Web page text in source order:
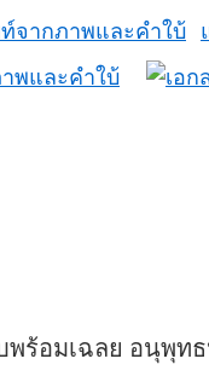
พและคำใบ้
ร้อมเฉลย อนุพุท